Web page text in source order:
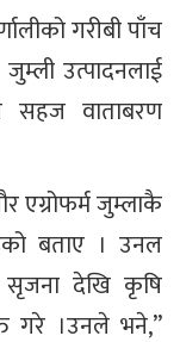
गरीबी पाँच
उत्पादनलाई
सहज वाताबरण
एग्रोफर्म जुम्लाकै
बताए । उनल
सृजना देखि कृषि
गरे ।उनले भने,”